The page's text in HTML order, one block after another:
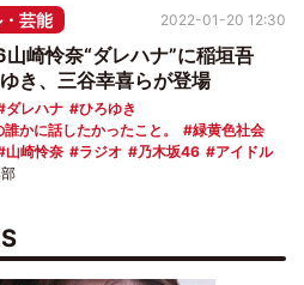
芸能
崎怜奈“ダレハナ”に稲垣吾
き、三谷幸喜らが登場
ダレハナ
ひろゆき
かに話したかったこと。
緑黄色社会
山崎怜奈 ラジオ 乃木坂46 アイドル
2022-01-20 12:30